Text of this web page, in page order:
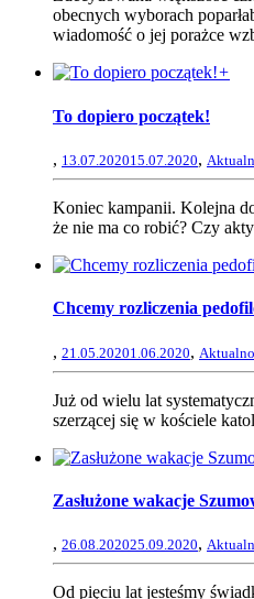
obecnych wyborach
wiadomość o jej porażce
+
To dopiero początek!
, 13.07.202015.07.2020,
Koniec kampanii. Kolejna
że nie ma co robić? Czy
Chcemy rozliczenia
, 21.05.20201.06.2020,
Już od wielu lat
szerzącej się w kościele
Zasłużone wakacje
, 26.08.202025.09.2020,
Od pięciu lat jesteśmy